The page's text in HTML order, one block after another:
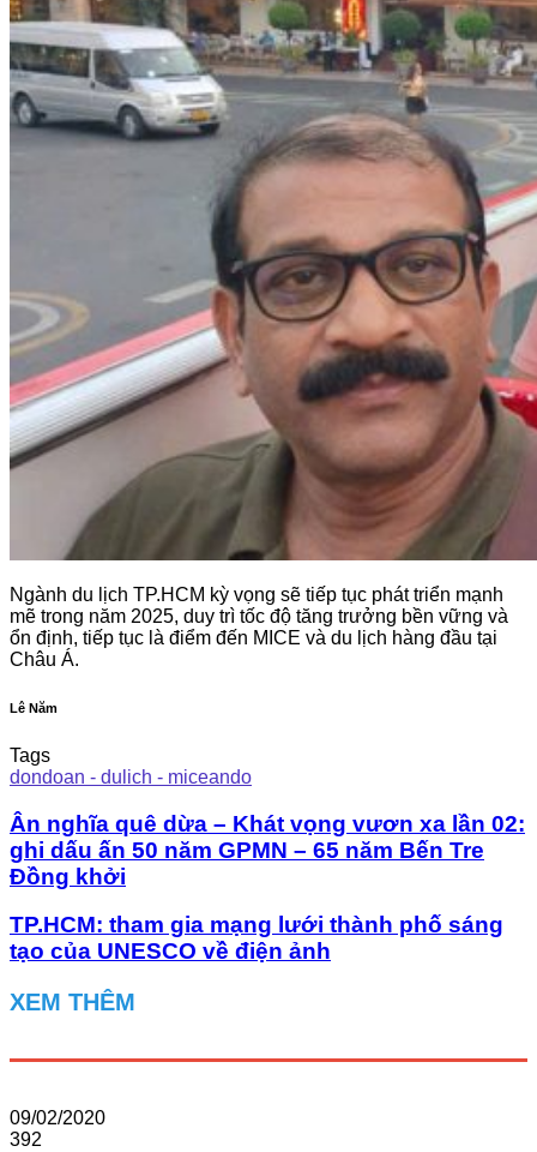
Ngành du lịch TP.HCM kỳ vọng sẽ tiếp tục phát triển mạnh
mẽ trong năm 2025, duy trì tốc độ tăng trưởng bền vững và
ổn định, tiếp tục là điểm đến MICE và du lịch hàng đầu tại
Châu Á.
Lê Năm
Tags
dondoan - dulich - miceando
Ân nghĩa quê dừa – Khát vọng vươn xa lần 02:
ghi dấu ấn 50 năm GPMN – 65 năm Bến Tre
Đồng khởi
TP.HCM: tham gia mạng lưới thành phố sáng
tạo của UNESCO về điện ảnh
XEM THÊM
09/02/2020
392